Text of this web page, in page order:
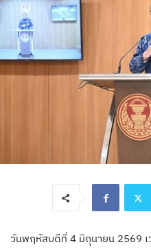
วันพฤหัสบดีที่ 4 มิถุนายน 2569